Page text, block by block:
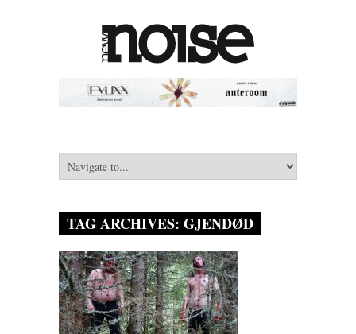
TAG ARCHIVES: GJENDØD